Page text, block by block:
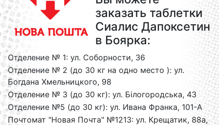
заказать таблетки
Сиалис Дапоксетин
в Боярка:
Отделение № 1: ул. Соборности, 36
Отделение № 2 (до 30 кг на одно место ): ул.
Богдана Хмельницкого, 98
Отделение № 3 (до 30 кг): ул. Білогородська, 43
Отделение №5 (до 30 кг): ул. Ивана Франка, 101-А
Почтомат "Новая Почта" №1213: ул. Крещатик, 88а,